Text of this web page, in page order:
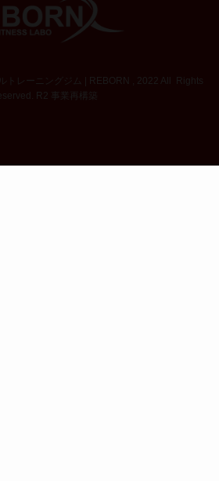
トレーニングジム | REBORN , 2022 All Rights
R2 事業再構築